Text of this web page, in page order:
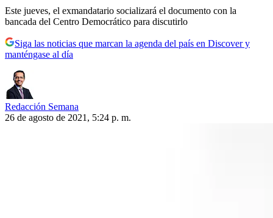
Este jueves, el exmandatario socializará el documento con la
bancada del Centro Democrático para discutirlo
Siga las noticias que marcan la agenda del país en Discover y
manténgase al día
Redacción Semana
26 de agosto de 2021, 5:24 p. m.